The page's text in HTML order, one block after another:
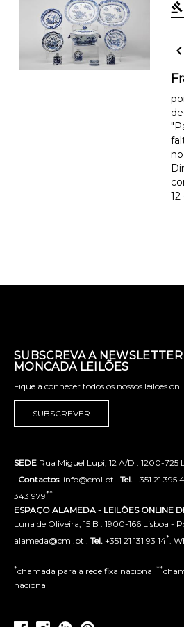
gavel
chevron_left
SUBSCREVA A
MONCADA LEILÕES
Fique a conhecer todos os nossos leilões
SUBSCREVER
SEDE Rua Miguel Lupi, 12 A/D . 1200-725
Contactos: info@cml.pt . Tel. +351 21 395
343 979**
ESPAÇO ALAMEDA - LEILÕES ONLINE
Luna de Oliveira, 15 B . 1900-166 Lisboa -
alameda@cml.pt . Tel. +351 21 131 93 14* .
*chamada para a rede fixa nacional **
nacional